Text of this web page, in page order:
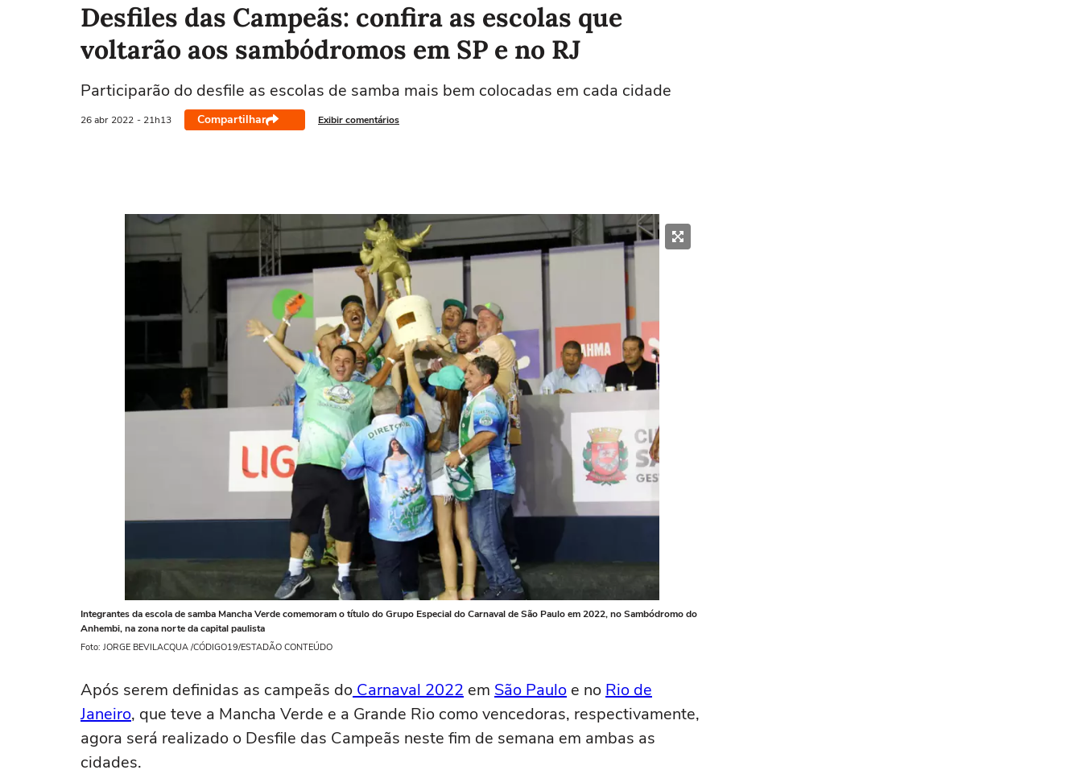
Desfiles das Campeãs: confira as escolas que
voltarão aos sambódromos em SP e no RJ
Participarão do desfile as escolas de samba mais bem colocadas em cada cidade
26 abr 2022 - 21h13 Compartilhar Exibir comentários
Integrantes da escola de samba Mancha Verde comemoram o título do Grupo Especial do Carnaval de São Paulo em 2022, no Sambódromo do
Anhembi, na zona norte da capital paulista
Foto: JORGE BEVILACQUA /CÓDIGO19/ESTADÃO CONTEÚDO
Após serem definidas as campeãs do Carnaval 2022 em São Paulo e no Rio de
Janeiro, que teve a Mancha Verde e a Grande Rio como vencedoras, respectivamente,
agora será realizado o Desfile das Campeãs neste fim de semana em ambas as
cidades.